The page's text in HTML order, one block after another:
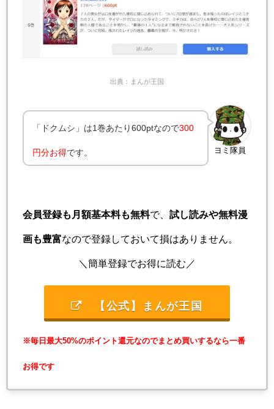
出典：まんが王国
ヨミ隊員
「ドクムシ」は1巻あたり600ptなので300
円分お得です。
会員登録も月額基本料も無料で、 試し読みや無料漫
画も豊富なので登録しておいて損はありません。
＼簡単登録でお得に読む／
【公式】まんが王国
※毎日最大50%のポイント還元なのでまとめ買いするなら一番
お得です